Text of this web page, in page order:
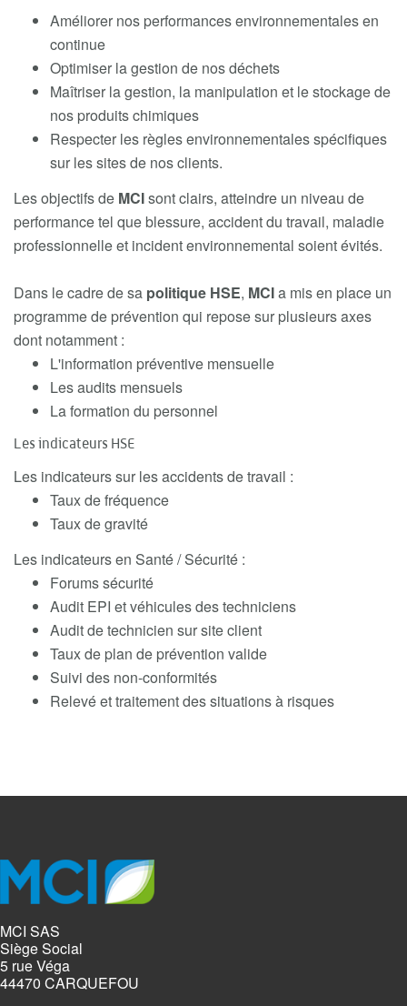
Améliorer nos performances environnementales en
continue
Optimiser la gestion de nos déchets
Maîtriser la gestion, la manipulation et le stockage de
nos produits chimiques
Respecter les règles environnementales spécifiques
sur les sites de nos clients.
Les objectifs de MCIsont clairs, atteindre un niveau de
performance tel que blessure, accident du travail, maladie
professionnelle et incident environnemental soient évités.
Dans le cadre de sa politique HSE, MCIa mis en place un
programme de prévention qui repose sur plusieurs axes
dont notamment :
L'information préventive mensuelle
Les audits mensuels
La formation du personnel
Les indicateurs HSE
Les indicateurs sur les accidents de travail :
Taux de fréquence
Taux de gravité
Les indicateurs en Santé / Sécurité :
Forums sécurité
Audit EPI et véhicules des techniciens
Audit de technicien sur site client
Taux de plan de prévention valide
Suivi des non-conformités
Relevé et traitement des situations à risques
MCI SAS
Siège Social
5 rue Véga
44470 CARQUEFOU